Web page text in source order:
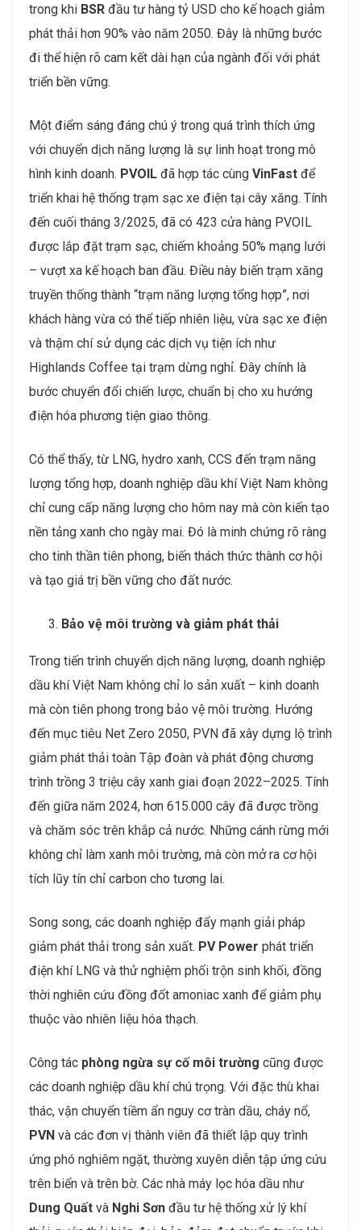
trong khi BSR đầu tư hàng tỷ USD cho kế hoạch giảm
phát thải hơn 90% vào năm 2050. Đây là những bước
đi thể hiện rõ cam kết dài hạn của ngành đối với phát
triển bền vững.
Một điểm sáng đáng chú ý trong quá trình thích ứng
với chuyển dịch năng lượng là sự linh hoạt trong mô
hình kinh doanh. PVOIL đã hợp tác cùng VinFast để
triển khai hệ thống trạm sạc xe điện tại cây xăng. Tính
đến cuối tháng 3/2025, đã có 423 cửa hàng PVOIL
được lắp đặt trạm sạc, chiếm khoảng 50% mạng lưới
– vượt xa kế hoạch ban đầu. Điều này biến trạm xăng
truyền thống thành “trạm năng lượng tổng hợp”, nơi
khách hàng vừa có thể tiếp nhiên liệu, vừa sạc xe điện
và thậm chí sử dụng các dịch vụ tiện ích như
Highlands Coffee tại trạm dừng nghỉ. Đây chính là
bước chuyển đổi chiến lược, chuẩn bị cho xu hướng
điện hóa phương tiện giao thông.
Có thể thấy, từ LNG, hydro xanh, CCS đến trạm năng
lượng tổng hợp, doanh nghiệp dầu khí Việt Nam không
chỉ cung cấp năng lượng cho hôm nay mà còn kiến tạo
nền tảng xanh cho ngày mai. Đó là minh chứng rõ ràng
cho tinh thần tiên phong, biến thách thức thành cơ hội
và tạo giá trị bền vững cho đất nước.
Bảo vệ môi trường và giảm phát thải
Trong tiến trình chuyển dịch năng lượng, doanh nghiệp
dầu khí Việt Nam không chỉ lo sản xuất – kinh doanh
mà còn tiên phong trong bảo vệ môi trường. Hướng
đến mục tiêu Net Zero 2050, PVN đã xây dựng lộ trình
giảm phát thải toàn Tập đoàn và phát động chương
trình trồng 3 triệu cây xanh giai đoạn 2022–2025. Tính
đến giữa năm 2024, hơn 615.000 cây đã được trồng
và chăm sóc trên khắp cả nước. Những cánh rừng mới
không chỉ làm xanh môi trường, mà còn mở ra cơ hội
tích lũy tín chỉ carbon cho tương lai.
Song song, các doanh nghiệp đẩy mạnh giải pháp
giảm phát thải trong sản xuất. PV Power phát triển
điện khí LNG và thử nghiệm phối trộn sinh khối, đồng
thời nghiên cứu đồng đốt amoniac xanh để giảm phụ
thuộc vào nhiên liệu hóa thạch.
Công tác phòng ngừa sự cố môi trường cũng được
các doanh nghiệp dầu khí chú trọng. Với đặc thù khai
thác, vận chuyển tiềm ẩn nguy cơ tràn dầu, cháy nổ,
PVN và các đơn vị thành viên đã thiết lập quy trình
ứng phó nghiêm ngặt, thường xuyên diễn tập ứng cứu
trên biển và trên bờ. Các nhà máy lọc hóa dầu như
Dung Quất và Nghi Sơn đầu tư hệ thống xử lý khí